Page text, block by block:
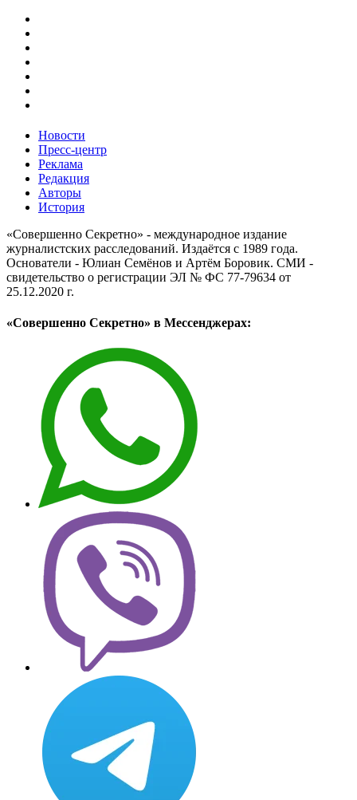
Новости
Пресс-центр
Реклама
Редакция
Авторы
История
«Совершенно Секретно» - международное издание
журналистских расследований. Издаётся с 1989 года.
Основатели - Юлиан Семёнов и Артём Боровик. CМИ -
свидетельство о регистрации ЭЛ № ФС 77-79634 от
25.12.2020 г.
«Совершенно Секретно» в Мессенджерах: